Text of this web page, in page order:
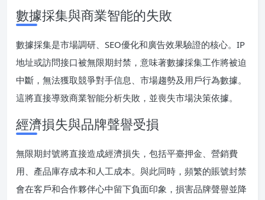
數據採集與商業智能的失敗
數據採集是市場調研、SEO優化和廣告效果驗證的核心。IP
地址或訪問接口被無限期封禁，意味著數據採集工作將被迫
中斷，無法獲取競爭對手信息、市場趨勢及用戶行為數據。
這將直接導致商業智能分析失敗，並喪失市場決策依據。
經濟損失與品牌聲譽受損
無限期封號將直接造成經濟損失，包括平臺押金、營銷費
用、產品庫存成本和人工成本。與此同時，頻繁的賬號封禁
會在客戶和合作夥伴心中留下負面印象，損害品牌聲譽並降